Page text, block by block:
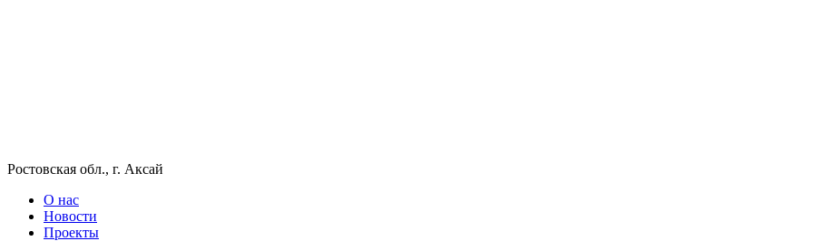
Ростовская обл., г. Аксай
О нас
Новости
Проекты